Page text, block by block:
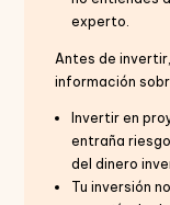
experto.
Antes de
información
Invertir en
entraña
del dinero
Tu inversión